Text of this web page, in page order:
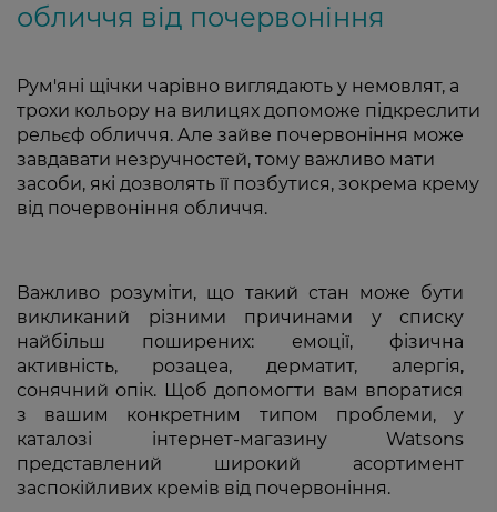
обличчя від почервоніння
Рум'яні щічки чарівно виглядають у немовлят, а
трохи кольору на вилицях допоможе підкреслити
рельєф обличчя. Але зайве почервоніння може
завдавати незручностей, тому важливо мати
засоби, які дозволять її позбутися, зокрема крему
від почервоніння обличчя.
Важливо розуміти, що такий стан може бути
викликаний різними причинами у списку
найбільш поширених: емоції, фізична
активність, розацеа, дерматит, алергія,
сонячний опік. Щоб допомогти вам впоратися
з вашим конкретним типом проблеми, у
каталозі інтернет-магазину Watsons
представлений широкий асортимент
заспокійливих кремів від почервоніння.